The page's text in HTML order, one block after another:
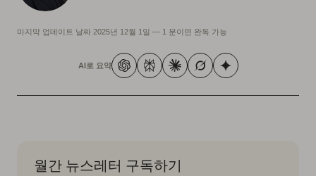
마지막 업데이트 날짜 2025년 12월 1일 — 1 분이면 완독 가능
AI로 요약
월간 뉴스레터 구독하기